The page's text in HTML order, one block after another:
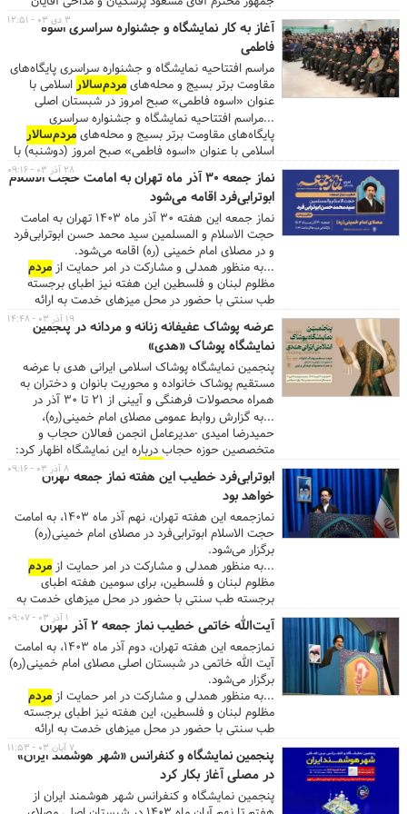
نمایشگاه رسانه‌های دیجیتال شرکت مشکین سازه مارال
021-91022626 ۱۴۰۴/۱۱/۱۹ ۱۴۰۴/۱۱/۲۱ از ۱۰ تا ۱۸
لغوشد نمایشگاه پوشاک ایرانی اسلامی هدی (ویژه ماه
مبارک رمضان) انجمن فعالان حوزه عفاف و حجاب
برگزارشد سی و سومین نمایشگاه بین‌المللی قرآن کریم
وزارت فرهنگ و ارشاد اسلامی 1404/12/01 1404/12/08
از ۱۶ تا ۲۳ برگزارشد نمایشگاه شهر خانواده (ویژه فروش
بهاره) شرکت توسعه نمایشگاهی پارسیان الوند
۰۲۱-۸۸۹۲۵۴۹۲ 1404/12/04 1404/12/08 از 15 تا 23
برگزارشد رنگ وضعیت نمایشگاه در حال بررسی نمایشگاه
تأیید شده آماده‌سازی نمایشگاه نمایشگاه درحال برگزاری
نمایشگاه برگزار شده برگزار نشد . . . . . . ...
کربلایی حسین طاهری و محمدرضا نوشه‌ورو مهمانانی از
جبهه مقاومت و با سایر مقامات کشوری و لشکری با
شعار «سرباز وظیفه» در مصلای امام خمینی(ره)تهران
برگزار خواهد شد. با تأکید استفاده حداکثریمردمعزیز
از ظرفیت مترو برای مراجعه به مصلی، در ایستگاه‌های
شهید بهشتی و مصلای امام خمینی(ره) ، پارکینگ‌های
درب شماره ۱۹و ۲۰ در بزرگراه شهید سلیمانی(رسالت) و
درب شماره ۷ و ۱۵ در خیابان شهید قنبرزاده و پارکینگ
شهید بهشتی واقع در خیابان شهید بهشتی، نرسیده به
خیابان پاکستان از ساعت ۱۵ آماده میزبانی از عموم
مردم
خواهد بود. ...
آغاز به کار نمایشگاه و جشنواره سراسری اسوه
فاطمی
مراسم افتتاحیه نمایشگاه و جشنواره سراسری پایگاه‌های
مقاومت برتر بسیج و محله‌هایمردم‌سالاراسلامی با
عنوان «اسوه فاطمی» صبح امروز در شبستان اصلی
مصلای امام خمینی(ره) برگزار شد.
...مراسم افتتاحیه نمایشگاه و جشنواره سراسری
پایگاه‌های مقاومت برتر بسیج و محله‌هایمردم‌سالار
اسلامی با عنوان «اسوه فاطمی» صبح امروز (دوشنبه) با
حضور سردار سرتیپ «» فرمانده سپاه حضرت محمد
رسول الله (ص) تهران بزرگ و سردار سرتیپ «قاسم
قریشی» جانشین رئیس سازمان بسیج مستضعفین در
مصلای امام خمینی (ره) برگزار شد. ...شناسایی و معرفی
پایگاه‌های مقاومت بسیج مسجدمحور و تراز بیانیه گام
دوم انقلاب، قرارگاه‌های منتخب محله‌هایمردم‌سالار
اسلامی و اقشار منتخب فعال در سطح مساجد و محله‌ها
از اهداف این جشنواره است. ...
۳ دی ۰۳ - ۱۲:۵۱
نماز جمعه ۳۰ آذر ماه تهران به امامت حجت الاسلام
ابوترابی‌فرد اقامه می‌شود
نماز جمعه این هفته ۳۰ آذر ماه ۱۴۰۳ تهران به امامت
حجت الاسلام و المسلمین سید محمد حسن ابوترابی‌فرد
و در مصلای امام خمینی (ره) اقامه می‌شود.
...به منظور همدلی و مشارکت در امر حمایت ازمردم
مظلوم لبنان و فلسطین این هفته نیز اطبای برجسته
طب سنتی با حضور در محل میزهای خدمت به ارائه
مشاوره به نمازگزاران محترم می‌پردازند. ...
۲۸ آذر ۰۳ - ۰۹:۱۶
عرضه پوشاک عفیفانه زنانه و مردانه در پنجمین
نمایشگاه پوشاک «هدی»
پنجمین نمایشگاه پوشاک اسلامی ایرانی هدی با عرضه
مستقیم پوشاک خانواده و محوریت بانوان و دختران به
همراه محصولات فرهنگی و آیینی از ۲۱ تا ۳۰ آذر در
مصلای امام خمینی(ره) برگزار می‌شود.
...به گزارش روابط عمومی مصلای امام خمینی(ره)،
حمیدرضا امیدی -مدیرعامل انجمن فعالان حجاب و
متخصصین حوزه حجاب درباره این نمایشگاه اظهار کرد:
طبق وعده داده شده به
کشورمان برای دایر شدن
نمایشگاه‌های پوشاک اسلامی ایرانی هدی و ارائه پوشاک
مناسب و ارزان به مصرف‌کننده و ترویج لباس پوشیده و
عفیفانه در جامعه و سهولت دسترسی خانواده‌ها برای
خرید انواع لباس عفیفانه تا زمانی که سکوی فروش دائم
برقرار شود؛ نمایشگاه‌های هدی برگزار می‌کنیم.
...مدیرعامل انجمن فعالان حجاب و متخصص حوزه
حجاب عرضه محصولات در رسته‌های عبا، چادر، روسری
و ملزومات حجاب برای خانواده‌ها، دوخت رایگان چادر و
عرضه پارچه با قیمت مناسب را از بخش‌های مختلف این
نمایشگاه عنوان کرد و گفت: شرکت‌های معتبر
پارچه‌فروشی در نمایشگاه حضور دارند که به قیمت
مناسب محصولات خود را در اختیارمردمقرار می‌دهند.
امیدی درباره سکوهای فروش هم گفت: هنوز سکوهای
فروش دائم برقرار نشده است و امیدواریم مسئولان با
توجه به نیاز مردمبه این سکوهای دائم تدبیری
بیاندیشند. ...
۱۹ آذر ۰۳ - ۱۴:۴۸
ابوترابی‌فرد خطیب این هفته نماز جمعه تهران
خواهد بود
نمازجمعه این هفته تهران، نهم آذر ماه ۱۴۰۳، به امامت
حجت الاسلام ابوترابی‌فرد در مصلای امام خمینی(ره)
برگزار می‌شود.
...به منظور همدلی و مشارکت در امر حمایت ازمردم
مظلوم لبنان و فلسطین، برای سومین هفته اطبای
برجسته طب سنتی با حضور در محل میزهای خدمت به
ارائه مشاوره به نمازگزاران محترم خواهند پرداخت. ...
۸ آذر ۰۳ - ۰۹:۱۶
آیت‌الله خاتمی خطیب نماز جمعه ۲ آذر تهران
نمازجمعه این هفته تهران، دوم آذر ماه ۱۴۰۳، به امامت
آیت الله خاتمی در شبستان اصلی مصلای امام خمینی(ره)
برگزار می‌شود.
...به منظور همدلی و مشارکت در امر حمایت ازمردم
مظلوم لبنان و فلسطین، این هفته نیز اطبای برجسته
طب سنتی با حضور در محل میزهای خدمت به ارائه
مشاوره به نمازگزاران محترم خواهند پرداخت. ...
۱ آذر ۰۳ - ۰۹:۰۷
پنجمین نمایشگاه و کنفرانس «شهر هوشمند ایران»
در مصلی آغاز بکار کرد
پنجمین نمایشگاه و کنفرانس شهر هوشمند ایران از
۷ آبان ۰۳ - ۱۱:۵۳